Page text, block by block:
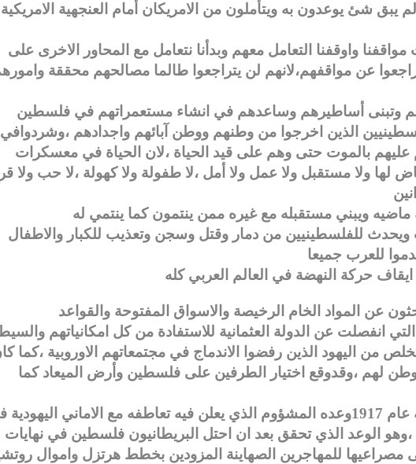
يبق شئ يوعدون به ويتأملون من الامريكان أمام العنجهية الامريكية
واوقفنا التعامل معهم وبدأنا نتعامل مع المحاور الاخرى على
عن مواقفهم،لانهم لن يتراجعوا طالما مصالحهم محققة
وتبنى أساطيرهم وساعدهم في انشاء مستعمراتهم في فلسطين
الذين اخرجوا من وطنهم ووطن آبائهم واجدادهم ،وشردوافي
عليهم بالموت حتى وهم على قيد الحياة ،لان الحياة في معسكرات
لها ولا مستقبل ولا عمل ولا أمل ،لا طفولة ولا كهولة ،لا حب ولا
ويحدث للفلسطينيين من دمار وقتل وسجن وتعذيب للكبار والاطفال
عن المواد الخام الرخيصة والاسواق المفتوحة والقواعد
انفصلت عن الدولة العثمانية للاستفادة من كل امكانياتهم
من اليهود الذين رفضوا الاندماج في مجتمعاتهم الاوروبية ،كما
لهم ،وقدوقع اختيار الطرفين على فلسطين وأرض الميعاد كما
أصدر بلفور وزير الخارجية البريطانية عام 1917وعده المشؤوم الذي يعلن فيه تعاطفه مع الاماني
الوعد الذي تحقق بعد ان احتل البريطانيون فلسطين في نهايات